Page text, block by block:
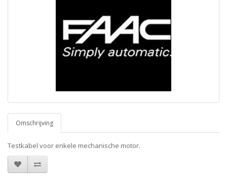
Omschrijving
Testkabel voor enkele mechanische motor.